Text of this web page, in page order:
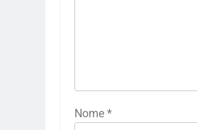
Nome *